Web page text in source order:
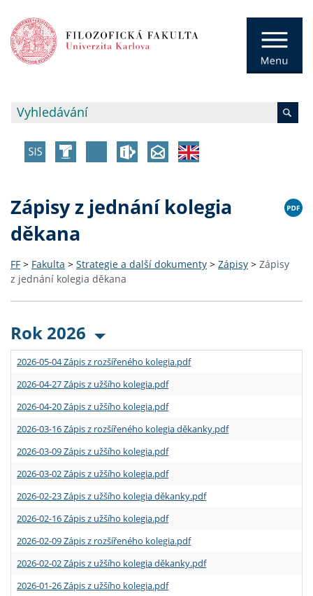
Zápisy z jednání kolegia
děkana
FF > Fakulta > Strategie a další dokumenty > Zápisy > Zápisy
z jednání kolegia děkana
Rok 2026
2026-05-04 Zápis z rozšířeného kolegia.pdf
2026-04-27 Zápis z užšího kolegia.pdf
2026-04-20 Zápis z užšího kolegia.pdf
2026-03-16 Zápis z rozšířeného kolegia děkanky.pdf
2026-03-09 Zápis z užšího kolegia.pdf
2026-03-02 Zápis z užšího kolegia.pdf
2026-02-23 Zápis z užšího kolegia děkanky.pdf
2026-02-16 Zápis z užšího kolegia.pdf
2026-02-09 Zápis z rozšířeného kolegia.pdf
2026-02-02 Zápis z užšího kolegia děkanky.pdf
2026-01-26 Zápis z užšího kolegia.pdf